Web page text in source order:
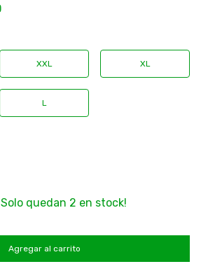
XXL XL
L
quedan 2 en stock!